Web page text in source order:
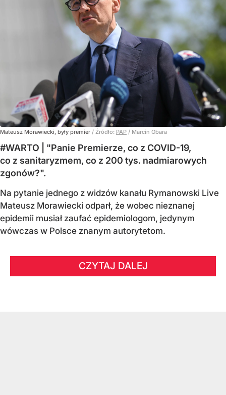
Mateusz Morawiecki, były premier / Źródło: PAP / Marcin Obara
#WARTO | "Panie Premierze, co z COVID-19,
co z sanitaryzmem, co z 200 tys. nadmiarowych
zgonów?".
Na pytanie jednego z widzów kanału Rymanowski Live
Mateusz Morawiecki odparł, że wobec nieznanej
epidemii musiał zaufać epidemiologom, jedynym
wówczas w Polsce znanym autorytetom.
CZYTAJ DALEJ